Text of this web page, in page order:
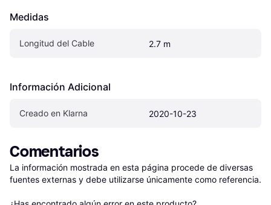
Medidas
Longitud del Cable 2.7 m
Información Adicional
Creado en Klarna 2020-10-23
Comentarios
La información mostrada en esta página procede de diversas
fuentes externas y debe utilizarse únicamente como referencia.